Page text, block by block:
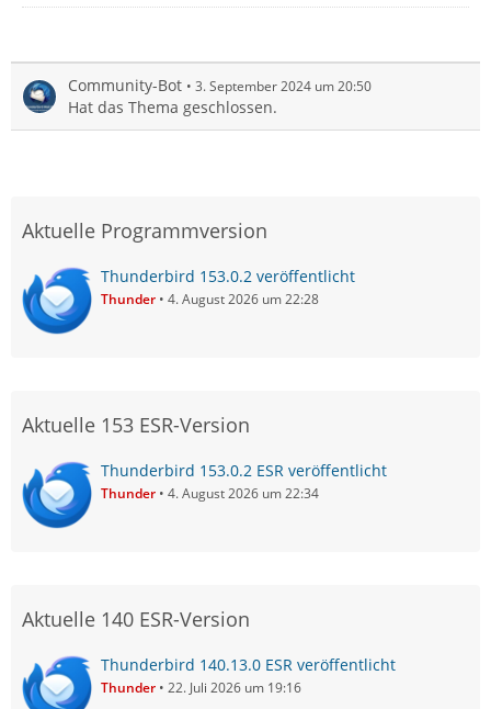
Community-Bot 3. September 2024 um 20:50
Hat das Thema geschlossen.
Aktuelle Programmversion
Thunderbird 153.0.2 veröffentlicht
Thunder 4. August 2026 um 22:28
Aktuelle 153 ESR-Version
Thunderbird 153.0.2 ESR veröffentlicht
Thunder 4. August 2026 um 22:34
Aktuelle 140 ESR-Version
Thunderbird 140.13.0 ESR veröffentlicht
Thunder 22. Juli 2026 um 19:16